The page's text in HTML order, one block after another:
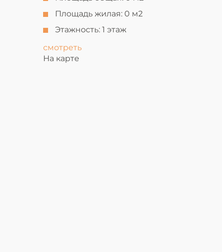
Площадь жилая: 0 м2
Этажность: 1 этаж
смотреть
На карте